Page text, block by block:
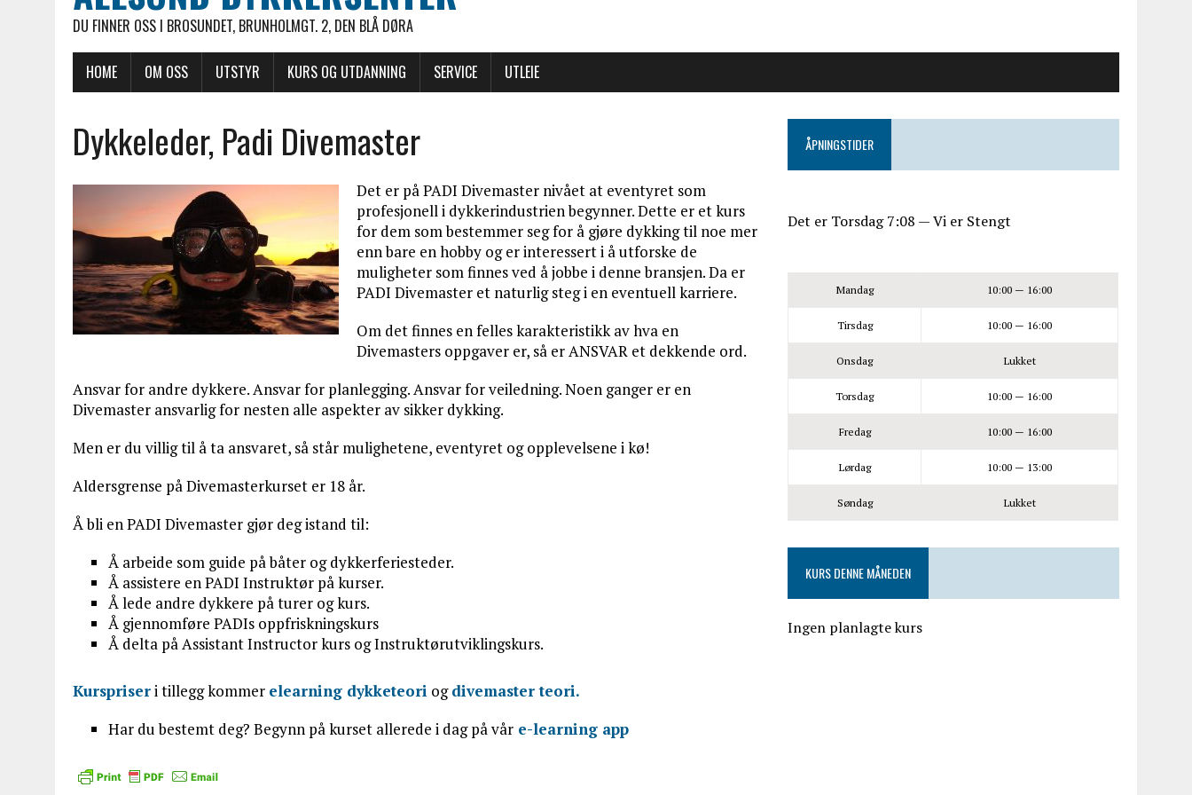
DU FINNER OSS I BROSUNDET, BRUNHOLMGT. 2, DEN BLÅ DØRA
HOME OM OSS UTSTYR KURS OG UTDANNING SERVICE UTLEIE
Dykkeleder, Padi Divemaster
Det er på PADI Divemaster nivået at eventyret som
profesjonell i dykkerindustrien begynner. Dette er et kurs
for dem som bestemmer seg for å gjøre dykking til noe mer
enn bare en hobby og er interessert i å utforske de
muligheter som finnes ved å jobbe i denne bransjen. Da er
PADI Divemaster et naturlig steg i en eventuell karriere.
Om det finnes en felles karakteristikk av hva en
Divemasters oppgaver er, så er ANSVAR et dekkende ord.
Ansvar for andre dykkere. Ansvar for planlegging. Ansvar for veiledning. Noen ganger er en
Divemaster ansvarlig for nesten alle aspekter av sikker dykking.
Men er du villig til å ta ansvaret, så står mulighetene, eventyret og opplevelsene i kø!
Aldersgrense på Divemasterkurset er 18 år.
Å bli en PADI Divemaster gjør deg istand til:
Å arbeide som guide på båter og dykkerferiesteder.
Å assistere en PADI Instruktør på kurser.
Å lede andre dykkere på turer og kurs.
Å gjennomføre PADIs oppfriskningskurs
Å delta på Assistant Instructor kurs og Instruktørutviklingskurs.
Kurspriseri tillegg kommer elearning dykketeori ogdivemaster teori.
Har du bestemt deg? Begynn på kurset allerede i dag på vår e-learning app
ÅPNINGSTIDER
Det er Torsdag7:08 —Vi er Stengt
Mandag 10:00 — 16:00
Tirsdag 10:00 — 16:00
Onsdag Lukket
Torsdag 10:00 — 16:00
Fredag 10:00 — 16:00
Lørdag 10:00 — 13:00
Søndag Lukket
KURS DENNE MÅNEDEN
Ingen planlagte kurs